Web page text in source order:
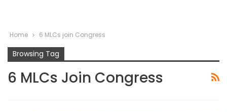
Home 6 MLCs join Congress
Browsing Tag
6 MLCs Join Congress